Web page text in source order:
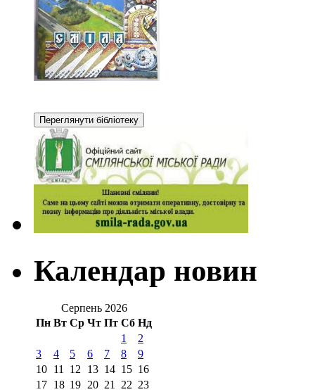
Календар новин
Серпень 2026
Пн Вт Ср Чт Пт Сб Нд
1
2
3
4 5 6 7 8
9
10 11 12 13 14 15 16
17 18 19 20 21 22 23